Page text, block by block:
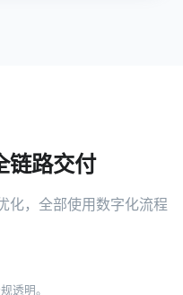
链路交付
化，全部使用数字化流程
透明。